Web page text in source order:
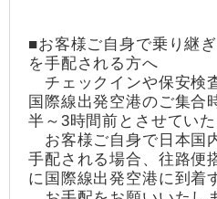
■お客様ご自身で乗り継
を手配される方へ
チェックインや保安検
国際線出発空港のご集合
半～3時間前とさせていた
お客様ご自身で日本国
手配される場合、往路便
に国際線出発空港に到着